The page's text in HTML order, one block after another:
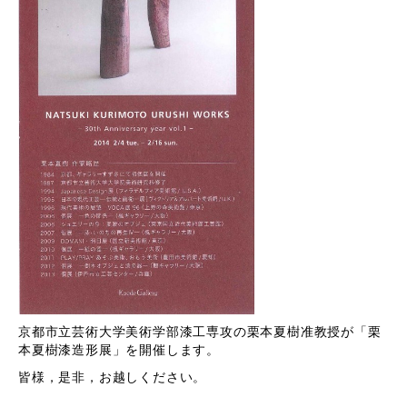
京都市立芸術大学美術学部漆工専攻の栗本夏樹准教授が「栗
本夏樹漆造形展」を開催します。
皆様，是非，お越しください。